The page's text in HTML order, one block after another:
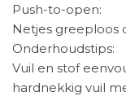
Push-to-open:
Netjes greeploos
Onderhoudstips:
Vuil en stof
hardnekkig vuil